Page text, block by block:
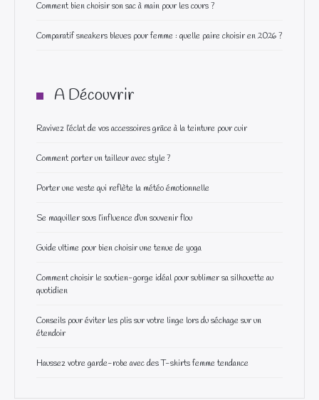
Comment bien choisir son sac à main pour les cours ?
Comparatif sneakers bleues pour femme : quelle paire choisir en 2026 ?
A Découvrir
Ravivez l’éclat de vos accessoires grâce à la teinture pour cuir
Comment porter un tailleur avec style ?
Porter une veste qui reflète la météo émotionnelle
Se maquiller sous l’influence d’un souvenir flou
Guide ultime pour bien choisir une tenue de yoga
Comment choisir le soutien-gorge idéal pour sublimer sa silhouette au
quotidien
Conseils pour éviter les plis sur votre linge lors du séchage sur un
étendoir
Haussez votre garde-robe avec des T-shirts femme tendance